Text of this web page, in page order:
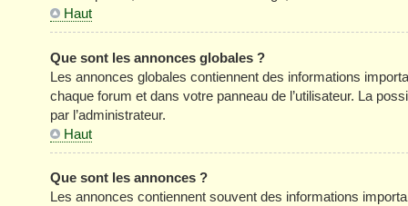
Haut
Que sont les annonces globales ?
Les annonces globales contiennent des informations
chaque forum et dans votre panneau de l’utilisateur. La
par l’administrateur.
Haut
Que sont les annonces ?
Les annonces contiennent souvent des informations